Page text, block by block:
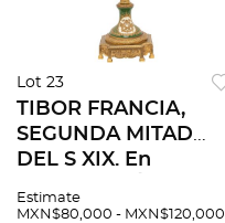
Lot 23
TIBOR FRANCIA,
SEGUNDA MITAD
DEL S XIX. En
esmaltada y
Estimate
MXN$80,000 - MXN$120,000